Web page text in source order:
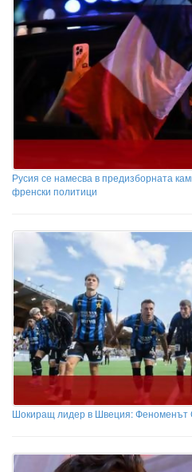
Русия се намесва в предизборната
френски политици
Шокиращ лидер в Швеция: Феноменът